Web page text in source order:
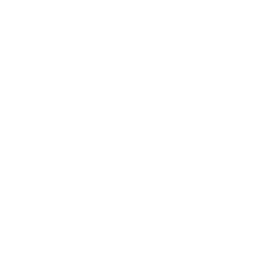
です。
ず変更すること